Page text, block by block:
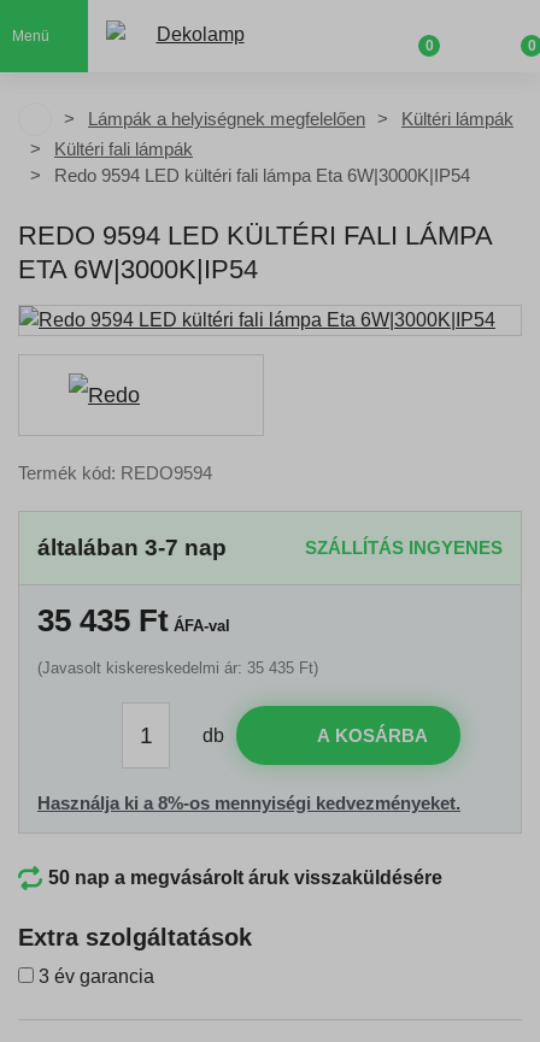
Menü
0 0
Lámpák a helyiségnek megfelelően
Kültéri lámpák
Kültéri fali lámpák
Redo 9594 LED kültéri fali lámpa Eta 6W|3000K|IP54
REDO 9594 LED KÜLTÉRI FALI LÁMPA
ETA 6W|3000K|IP54
Termék kód: REDO9594
általában 3-7 nap SZÁLLÍTÁS INGYENES
35 435 Ft ÁFA-val
(Javasolt kiskereskedelmi ár: 35 435 Ft)
db A KOSÁRBA
Használja ki a 8%-os mennyiségi kedvezményeket.
50 nap a megvásárolt áruk visszaküldésére
Extra szolgáltatások
3 év garancia